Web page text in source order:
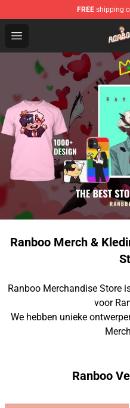
FREE shipping
Open menu
Ranboo Store - Official
Ranboo Merch &
Ranboo Merchandise Store
voor
We hebben unieke
Ranboo